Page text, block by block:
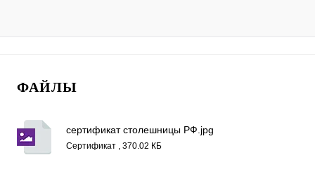
ФАЙЛЫ
сертификат столешницы РФ.jpg
Сертификат , 370.02 КБ